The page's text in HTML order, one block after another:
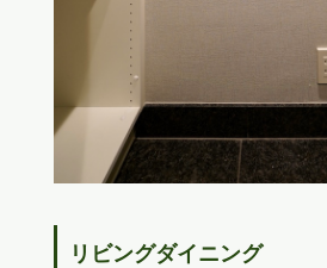
リビングダイニング